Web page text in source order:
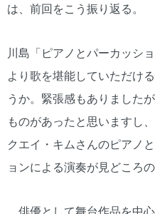
は、前回をこう振り返る。
川島「ピアノとパーカッシ
より歌を堪能していただけ
うか。緊張感もありました
ものがあったと思いますし
クエイ・キムさんのピアノ
ョンによる演奏が見どころ